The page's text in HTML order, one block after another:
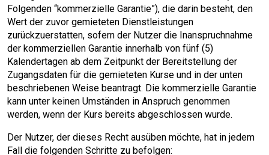
Folgenden “kommerzielle Garantie”), die darin besteht, den
Wert der zuvor gemieteten Dienstleistungen
zurückzuerstatten, sofern der Nutzer die Inanspruchnahme
der kommerziellen Garantie innerhalb von fünf (5)
Kalendertagen ab dem Zeitpunkt der Bereitstellung der
Zugangsdaten für die gemieteten Kurse und in der unten
beschriebenen Weise beantragt. Die kommerzielle Garantie
kann unter keinen Umständen in Anspruch genommen
werden, wenn der Kurs bereits abgeschlossen wurde.
Der Nutzer, der dieses Recht ausüben möchte, hat in jedem
Fall die folgenden Schritte zu befolgen: